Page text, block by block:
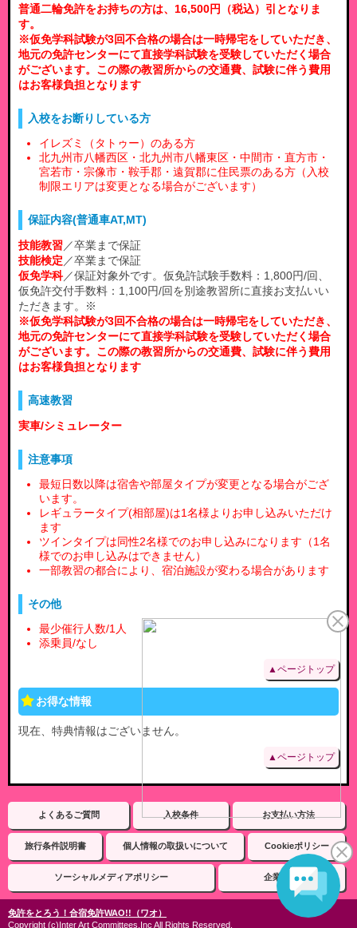
普通二輪免許をお持ちの方は、16,500円（税込）引となりま
す。
※仮免学科試験が3回不合格の場合は一時帰宅をしていただき、
地元の免許センターにて直接学科試験を受験していただく場合
がございます。この際の教習所からの交通費、試験に伴う費用
はお客様負担となります
入校をお断りしている方
イレズミ（タトゥー）のある方
北九州市八幡西区・北九州市八幡東区・中間市・直方市・
宮若市・宗像市・鞍手郡・遠賀郡に住民票のある方（入校
制限エリアは変更となる場合がございます）
保証内容(普通車AT,MT)
技能教習／卒業まで保証
技能検定 ／卒業まで保証
仮免学科／保証対象外です。仮免許試験手数料：1,800円/回、
仮免許交付手数料：1,100円/回を別途教習所に直接お支払いい
ただきます。※
※仮免学科試験が3回不合格の場合は一時帰宅をしていただき、
地元の免許センターにて直接学科試験を受験していただく場合
がございます。この際の教習所からの交通費、試験に伴う費用
はお客様負担となります
高速教習
実車/シミュレーター
注意事項
最短日数以降は宿舎や部屋タイプが変更となる場合がござ
います。
レギュラータイプ(相部屋)は1名様よりお申し込みいただけ
ます
ツインタイプは同性2名様でのお申し込みになります（1名
様でのお申し込みはできません）
一部教習の都合により、宿泊施設が変わる場合があります
その他
最少催行人数/1人
添乗員/なし
▲ページトップ
お得な情報
現在、特典情報はございません。
▲ページトップ
よくあるご質問 入校条件 お支払い方法
旅行条件説明書 個人情報の取扱いについて Cookieポリシー
ソーシャルメディアポリシー 企業情報
免許をとろう！合宿免許WAO!!（ワオ）
Copyright (c)Inter Art Committees.Inc All Rights Reserved.